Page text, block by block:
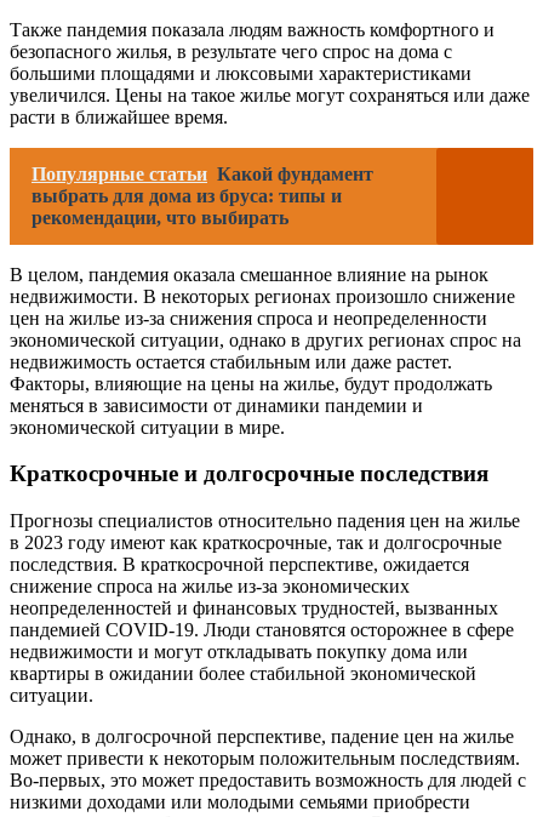
Также пандемия показала людям важность комфортного и
безопасного жилья, в результате чего спрос на дома с
большими площадями и люксовыми характеристиками
увеличился. Цены на такое жилье могут сохраняться или даже
расти в ближайшее время.
Популярные статьи Какой фундамент
выбрать для дома из бруса: типы и
рекомендации, что выбирать
В целом, пандемия оказала смешанное влияние на рынок
недвижимости. В некоторых регионах произошло снижение
цен на жилье из-за снижения спроса и неопределенности
экономической ситуации, однако в других регионах спрос на
недвижимость остается стабильным или даже растет.
Факторы, влияющие на цены на жилье, будут продолжать
меняться в зависимости от динамики пандемии и
экономической ситуации в мире.
Краткосрочные и долгосрочные последствия
Прогнозы специалистов относительно падения цен на жилье
в 2023 году имеют как краткосрочные, так и долгосрочные
последствия. В краткосрочной перспективе, ожидается
снижение спроса на жилье из-за экономических
неопределенностей и финансовых трудностей, вызванных
пандемией COVID-19. Люди становятся осторожнее в сфере
недвижимости и могут откладывать покупку дома или
квартиры в ожидании более стабильной экономической
ситуации.
Однако, в долгосрочной перспективе, падение цен на жилье
может привести к некоторым положительным последствиям.
Во-первых, это может предоставить возможность для людей с
низкими доходами или молодыми семьями приобрести